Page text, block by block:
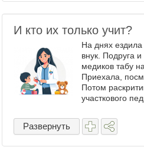
И кто их только учит?
На днях
внук. Подруга
медиков табу
Приехала,
Потом
участкового
решили
заменить на
Развернуть